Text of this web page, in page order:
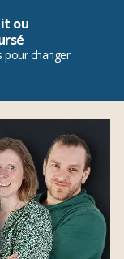
ou
pour changer